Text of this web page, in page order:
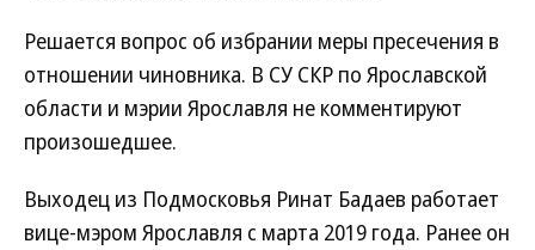
Решается вопрос об избрании меры пресечения в
отношении чиновника. В СУ СКР по Ярославской
области и мэрии Ярославля не комментируют
произошедшее.
Выходец из Подмосковья Ринат Бадаев работает
вице-мэром Ярославля с марта 2019 года. Ранее он